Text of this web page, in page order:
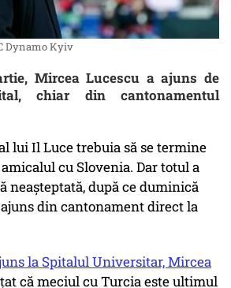
Dynamo Kyiv
Mircea Lucescu a ajuns de
chiar din cantonamentul
lui Il Luce trebuia să se termine
cu Slovenia. Dar totul a
neașteptată, după ce duminică
din cantonament direct la
la Spitalul Universitar, Mircea
că meciul cu Turcia este ultimul